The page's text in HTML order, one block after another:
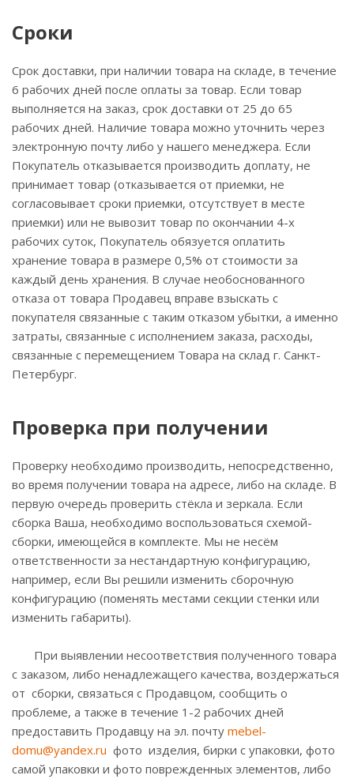
Сроки
Срок доставки, при наличии товара на складе, в течение
6 рабочих дней после оплаты за товар. Если товар
выполняется на заказ, срок доставки от 25 до 65
рабочих дней. Наличие товара можно уточнить через
электронную почту либо у нашего менеджера. Если
Покупатель отказывается производить доплату, не
принимает товар (отказывается от приемки, не
согласовывает сроки приемки, отсутствует в месте
приемки) или не вывозит товар по окончании 4-х
рабочих суток, Покупатель обязуется оплатить
хранение товара в размере 0,5% от стоимости за
каждый день хранения. В случае необоснованного
отказа от товара Продавец вправе взыскать с
покупателя связанные с таким отказом убытки, а именно
затраты, связанные с исполнением заказа, расходы,
связанные с перемещением Товара на склад г. Санкт-
Петербург.
Проверка при получении
Проверку необходимо производить, непосредственно,
во время получении товара на адресе, либо на складе. В
первую очередь проверить стёкла и зеркала. Если
сборка Ваша, необходимо воспользоваться схемой-
сборки, имеющейся в комплекте. Мы не несём
ответственности за нестандартную конфигурацию,
например, если Вы решили изменить сборочную
конфигурацию (поменять местами секции стенки или
изменить габариты).
При выявлении несоответствия полученного товара
с заказом, либо ненадлежащего качества, воздержаться
от сборки, связаться с Продавцом, сообщить о
проблеме, а также в течение 1-2 рабочих дней
предоставить Продавцу на эл. почту mebel-
domu@yandex.ru фото изделия, бирки с упаковки, фото
самой упаковки и фото поврежденных элементов, либо